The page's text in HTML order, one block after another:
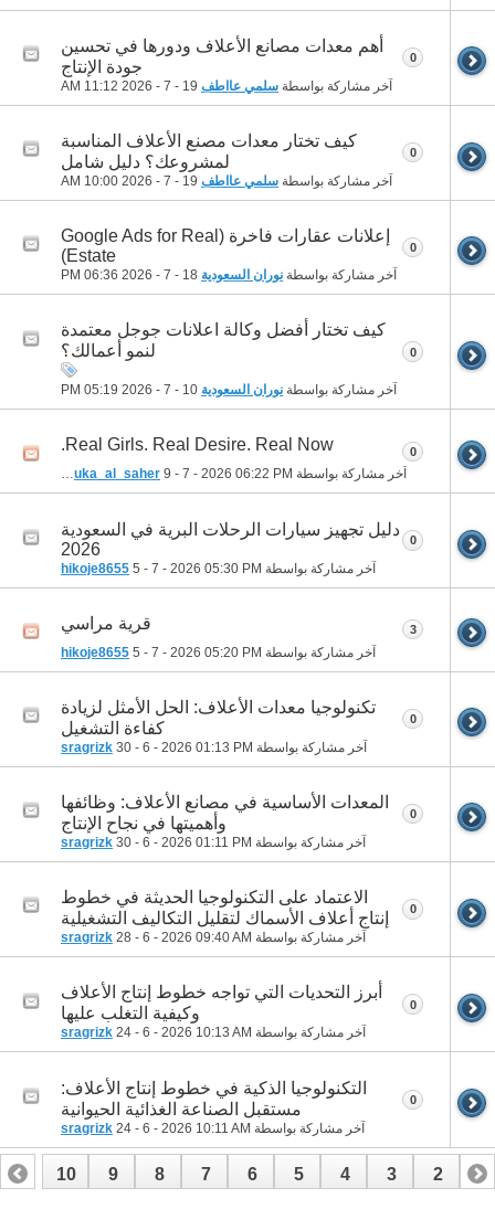
أهم معدات مصانع الأعلاف ودورها في تحسين
جودة الإنتاج
آخر مشاركة بواسطة سلمي عااطف 11:12 AM
0
كيف تختار معدات مصنع الأعلاف المناسبة
لمشروعك؟ دليل شامل
آخر مشاركة بواسطة سلمي عااطف 10:00 AM
0
إعلانات عقارات فاخرة (Google Ads for Real
Estate)
آخر مشاركة بواسطة نوران السعودية 06:36 PM
0
كيف تختار أفضل وكالة اعلانات جوجل معتمدة
لنمو أعمالك؟
آخر مشاركة بواسطة نوران السعودية 05:19 PM
0
Real Girls. Real Desire. Real Now.
آخر مشاركة بواسطة houka_al_saher 9 - 7 - 2026 06:22 PM
0
دليل تجهيز سيارات الرحلات البرية في السعودية
2026
آخر مشاركة بواسطة hikoje8655 5 - 7 - 2026 05:30 PM
0
قرية مراسي
آخر مشاركة بواسطة hikoje8655 5 - 7 - 2026 05:20 PM
3
تكنولوجيا معدات الأعلاف: الحل الأمثل لزيادة
كفاءة التشغيل
آخر مشاركة بواسطة sragrizk 30 - 6 - 2026 01:13 PM
0
المعدات الأساسية في مصانع الأعلاف: وظائفها
وأهميتها في نجاح الإنتاج
آخر مشاركة بواسطة sragrizk 30 - 6 - 2026 01:11 PM
0
الاعتماد على التكنولوجيا الحديثة في خطوط
إنتاج أعلاف الأسماك لتقليل التكاليف التشغيلية
آخر مشاركة بواسطة sragrizk 28 - 6 - 2026 09:40 AM
0
أبرز التحديات التي تواجه خطوط إنتاج الأعلاف
وكيفية التغلب عليها
آخر مشاركة بواسطة sragrizk 24 - 6 - 2026 10:13 AM
0
التكنولوجيا الذكية في خطوط إنتاج الأعلاف:
مستقبل الصناعة الغذائية الحيوانية
آخر مشاركة بواسطة sragrizk 24 - 6 - 2026 10:11 AM
0
1
2
3
4
5
6
7
8
9
10